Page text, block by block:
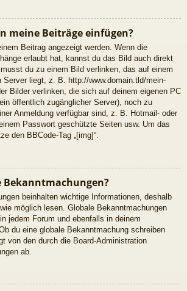
meine Beiträge einfügen?
Beitrag angezeigt werden. Wenn die
erlaubt hat, kannst du das Bild auch direkt
du zu einem Bild verlinken, das auf einem
Server liegt, z. B. http://www.domain.tld/mein-
Bilder verlinken, die sich auf deinem eigenen PC
öffentlich zugänglicher Server), noch zu
Anmeldung verfügbar sind, z. B. Hotmail- oder
Passwort geschützte Seiten usw. Um das
den BBCode-Tag „[img]“.
Bekanntmachungen?
beinhalten wichtige Informationen, deshalb
möglich lesen. Globale Bekanntmachungen
jedem Forum und ebenfalls in deinem
du eine globale Bekanntmachung schreiben
von den durch die Board-Administration
ab.